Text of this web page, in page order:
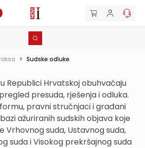
> Sudske odluke
Republici Hrvatskoj obuhvaćaju
presuda, rješenja i odluka.
pravni stručnjaci i građani
ažuriranih sudskih objava koje
Vrhovnog suda, Ustavnog suda,
suda i Visokog prekršajnog suda